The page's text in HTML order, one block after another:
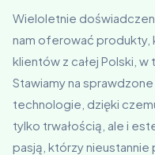
Wieloletnie
nam oferować produkty,
klientów z całej Polski, w
Stawiamy na
technologie, dzięki
tylko trwałością, ale i
pasją, którzy nieustannie